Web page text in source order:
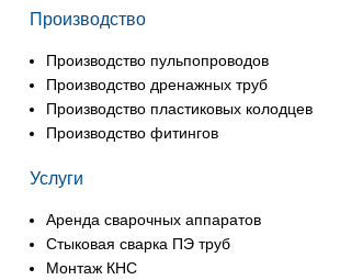
Производство
Производство пульпопроводов
Производство дренажных труб
Производство пластиковых колодцев
Производство фитингов
Услуги
Аренда сварочных аппаратов
Стыковая сварка ПЭ труб
Монтаж КНС